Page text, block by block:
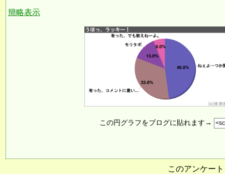
簡略表示
この円グラフをブログに貼れます→
このアンケー